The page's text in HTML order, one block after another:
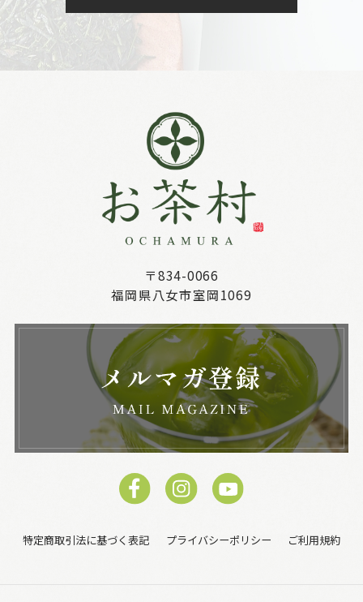
〒834-0066
福岡県八女市室岡1069
特定商取引法に基づく表記 プライバシーポリシー ご利用規約